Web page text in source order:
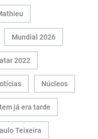
Mundial 2026
2022
Núcleos
já era tarde
Teixeira